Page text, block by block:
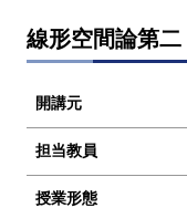
線形空間論第二
開講元
担当教員
授業形態